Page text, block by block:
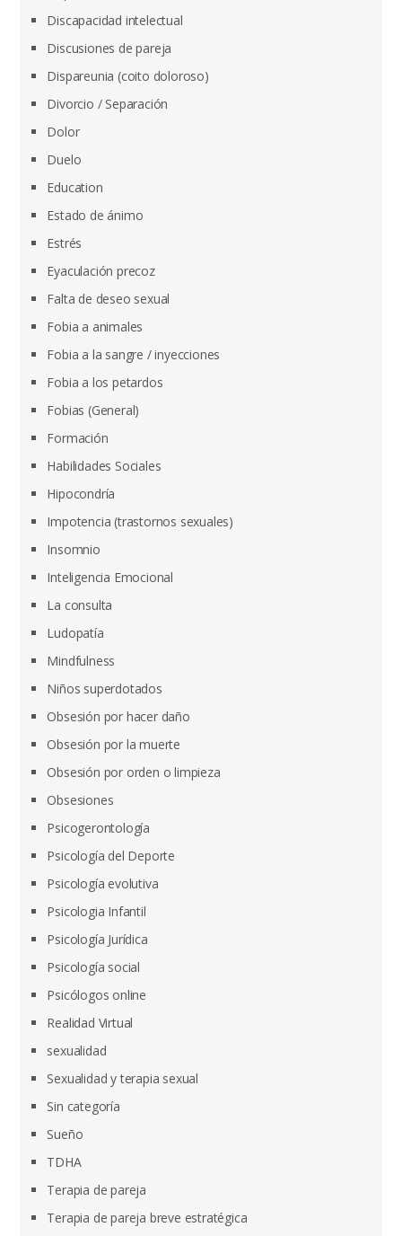
Discapacidad intelectual
Discusiones de pareja
Dispareunia (coito doloroso)
Divorcio / Separación
Dolor
Duelo
Education
Estado de ánimo
Estrés
Eyaculación precoz
Falta de deseo sexual
Fobia a animales
Fobia a la sangre / inyecciones
Fobia a los petardos
Fobias (General)
Formación
Habilidades Sociales
Hipocondría
Impotencia (trastornos sexuales)
Insomnio
Inteligencia Emocional
La consulta
Ludopatía
Mindfulness
Niños superdotados
Obsesión por hacer daño
Obsesión por la muerte
Obsesión por orden o limpieza
Obsesiones
Psicogerontología
Psicología del Deporte
Psicología evolutiva
Psicologia Infantil
Psicología Jurídica
Psicología social
Psicólogos online
Realidad Virtual
sexualidad
Sexualidad y terapia sexual
Sin categoría
Sueño
TDHA
Terapia de pareja
Terapia de pareja breve estratégica